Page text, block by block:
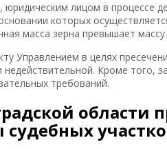
лицом в процессе
которых
масса зерна превышает
Управлением в целях
недействительной. Кроме того,
требований.
области
судебных